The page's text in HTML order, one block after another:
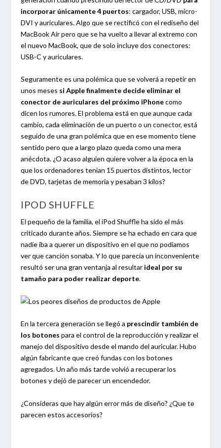
incorporar únicamente 4 puertos: cargador, USB, micro-
DVI y auriculares. Algo que se rectificó con el rediseño del
MacBook Air pero que se ha vuelto a llevar al extremo con
el nuevo MacBook, que de solo incluye dos conectores:
USB-C y auriculares.
Seguramente es una polémica que se volverá a repetir en
unos meses si Apple finalmente decide eliminar el
conector de auriculares del próximo iPhonecomo
dicen los rumores. El problema está en que aunque cada
cambio, cada eliminación de un puerto o un conector, está
seguido de una gran polémica que en ese momento tiene
sentido pero que a largo plazo queda como una mera
anécdota. ¿O acaso alguien quiere volver a la época en la
que los ordenadores tenían 15 puertos distintos, lector
de DVD, tarjetas de memoria y pesaban 3 kilos?
IPOD SHUFFLE
El pequeño de la familia, el iPod Shuffle ha sido el más
criticado durante años. Siempre se ha echado en cara que
nadie iba a querer un dispositivo en el que no podíamos
ver que canción sonaba. Y lo que parecía un inconveniente
resultó ser una gran ventanja al resultar ideal por su
tamaño para poder realizar deporte.
En la tercera generación se llegó a prescindir también de
los botones para el control de la reproducción y realizar el
manejo del dispositivo desde el mando del auricular. Hubo
algún fabricante que creó fundas con los botones
agregados. Un año más tarde volvió a recuperar los
botones y dejó de parecer un encendedor.
¿Consideras que hay algún error más de diseño? ¿Que te
parecen estos accesorios?